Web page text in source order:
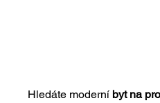
Hledáte moderní byt na